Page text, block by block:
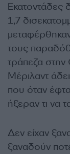
Εκατοντάδες
1,7
τους
τράπεζα στην
Μέριλαντ
που όταν
ήξεραν τι να
Δεν είχαν
ξαναδούν